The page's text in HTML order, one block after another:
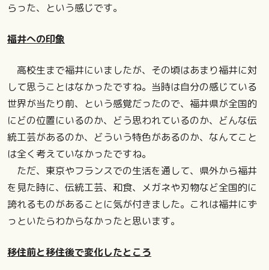
らった、という感じです。
福井への印象
高校生まで福井にいましたが、その頃はあまり福井に対
して思うことはなかったですね。当時は自分の感じている
世界が当たり前、という感覚だったので、福井県が全国的
にどの位置にいるのか、どう思われているのか、どんな伝
統工芸があるのか、どういう特色があるのか、なんてこと
は全く考えていなかったですね。
ただ、東京やフランスでの生活を通して、県外から福井
を見た時に、伝統工芸、和食、メガネや刃物など全国的に
誇れるものがあることに気が付きました。これは福井にず
っといたらわからなかったと思います。
移住前と移住後で変化したところ